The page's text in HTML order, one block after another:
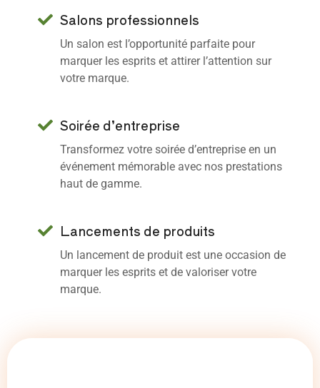
Salons professionnels
Un salon est l’opportunité parfaite pour
marquer les esprits et attirer l’attention sur
votre marque.
Soirée d’entreprise
Transformez votre soirée d’entreprise en un
événement mémorable avec nos prestations
haut de gamme.
Lancements de produits
Un lancement de produit est une occasion de
marquer les esprits et de valoriser votre
marque.